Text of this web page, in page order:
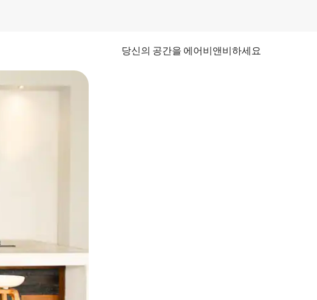
당신의 공간을 에어비앤비하세요